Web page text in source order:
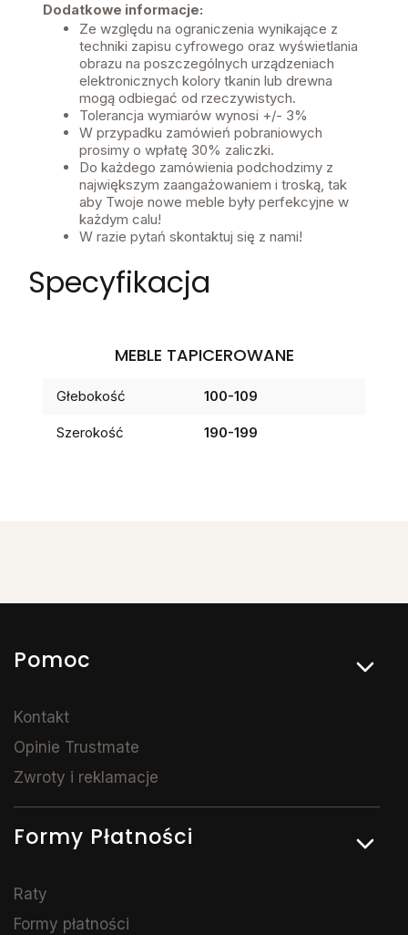
Dodatkowe informacje:
Ze względu na ograniczenia wynikające z
techniki zapisu cyfrowego oraz wyświetlania
obrazu na poszczególnych urządzeniach
elektronicznych kolory tkanin lub drewna
mogą odbiegać od rzeczywistych.
Tolerancja wymiarów wynosi +/- 3%
W przypadku zamówień pobraniowych
prosimy o wpłatę 30% zaliczki.
Do każdego zamówienia podchodzimy z
największym zaangażowaniem i troską, tak
aby Twoje nowe meble były perfekcyjne w
każdym calu!
W razie pytań skontaktuj się z nami!
Specyfikacja
MEBLE TAPICEROWANE
Głebokość 100-109
Szerokość 190-199
Linki w stopce
Pomoc
Kontakt
Opinie Trustmate
Zwroty i reklamacje
Formy Płatności
Raty
Formy płatności